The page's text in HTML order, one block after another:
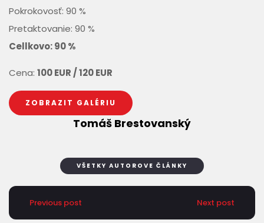
Pokrokovosť: 90 %
Pretaktovanie: 90 %
Cellkovo: 90 %
Cena: 100 EUR / 120 EUR
ZOBRAZIT GALÉRIU
Tomáš Brestovanský
VŠETKY AUTOROVE ČLÁNKY
Previous post Next post